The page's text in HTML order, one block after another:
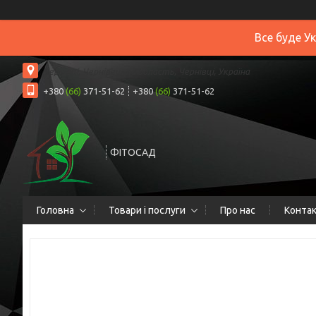
Все буде
Чернівці, Чернівецька область, Чернівці, Україна
+380(66) 371-51-62 +380(66) 371-51-62
ФІТОСАД
Головна Товари і послуги Про нас